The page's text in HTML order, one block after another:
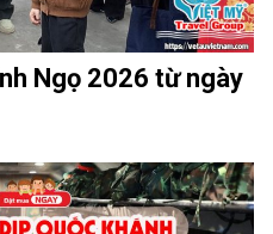
Ngọ 2026 từ ngày